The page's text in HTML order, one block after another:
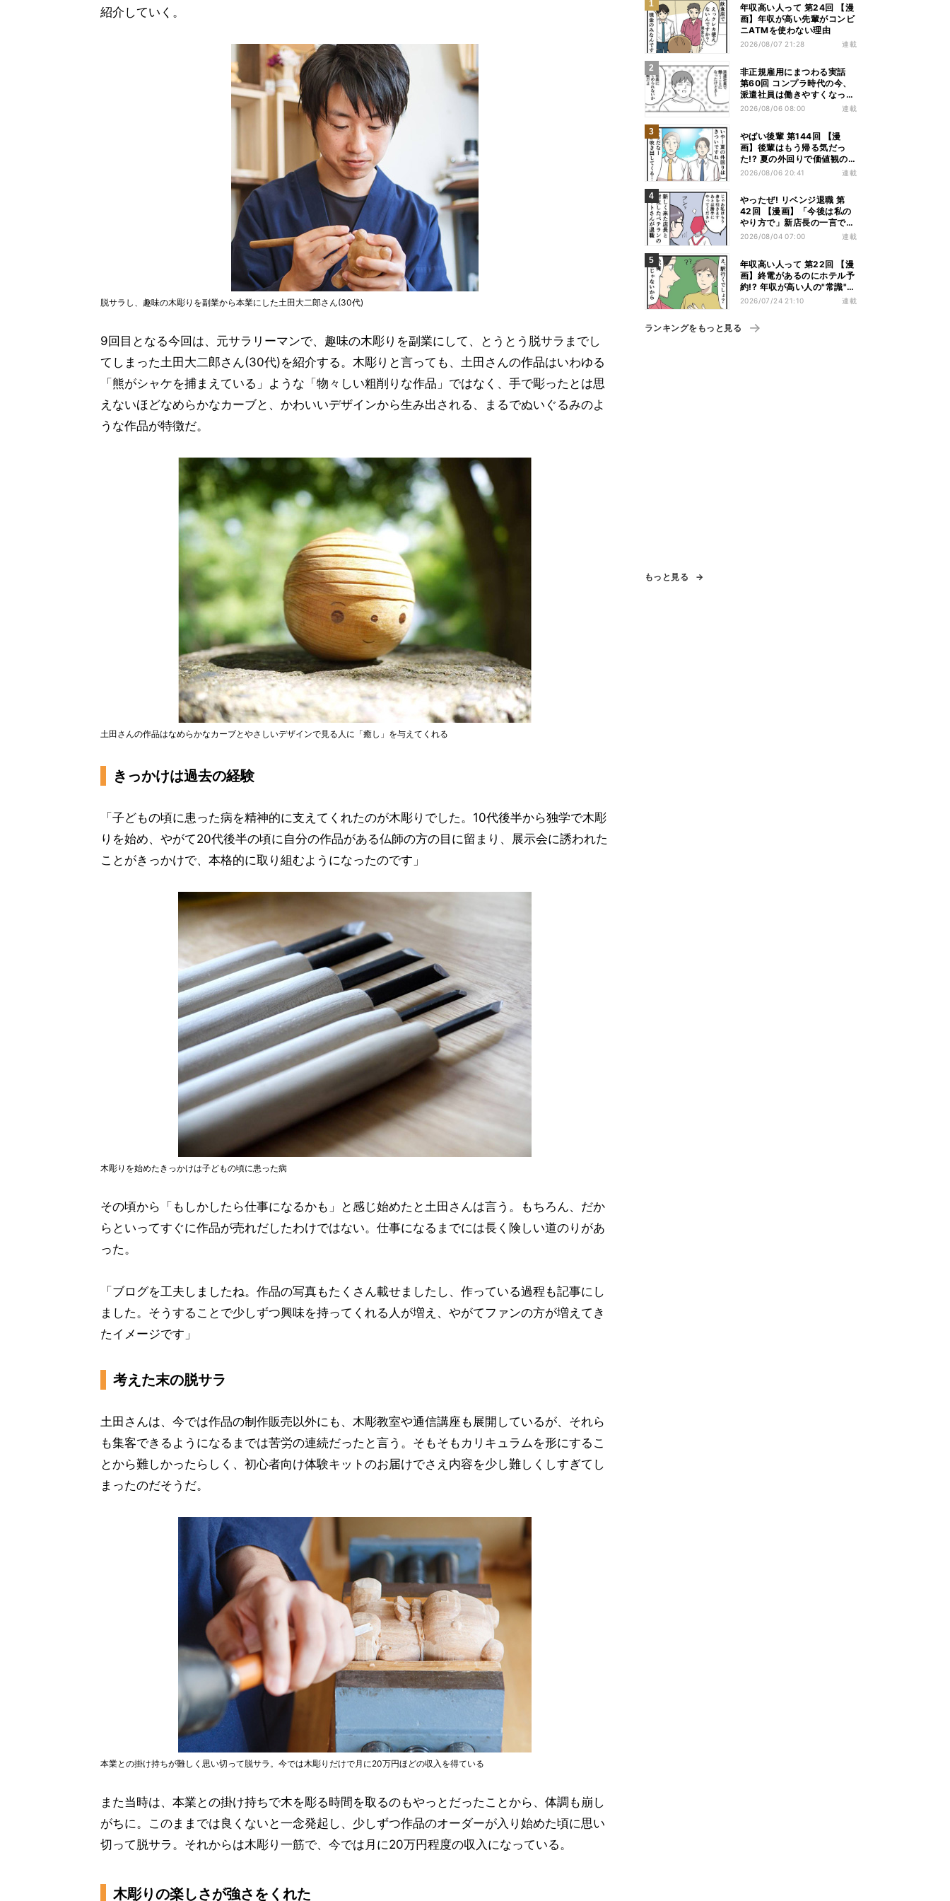
紹介していく。
脱サラし、趣味の木彫りを副業から本業にした土田大二郎さん(30代)
9回目となる今回は、元サラリーマンで、趣味の木彫りを副業にして、とうとう脱サラまでし
てしまった土田大二郎さん(30代)を紹介する。木彫りと言っても、土田さんの作品はいわゆる
「熊がシャケを捕まえている」ような「物々しい粗削りな作品」ではなく、手で彫ったとは思
えないほどなめらかなカーブと、かわいいデザインから生み出される、まるでぬいぐるみのよ
うな作品が特徴だ。
土田さんの作品はなめらかなカーブとやさしいデザインで見る人に「癒し」を与えてくれる
きっかけは過去の経験
「子どもの頃に患った病を精神的に支えてくれたのが木彫りでした。10代後半から独学で木彫
りを始め、やがて20代後半の頃に自分の作品がある仏師の方の目に留まり、展示会に誘われた
ことがきっかけで、本格的に取り組むようになったのです」
木彫りを始めたきっかけは子どもの頃に患った病
その頃から「もしかしたら仕事になるかも」と感じ始めたと土田さんは言う。もちろん、だか
らといってすぐに作品が売れだしたわけではない。仕事になるまでには長く険しい道のりがあ
った。
「ブログを工夫しましたね。作品の写真もたくさん載せましたし、作っている過程も記事にし
ました。そうすることで少しずつ興味を持ってくれる人が増え、やがてファンの方が増えてき
たイメージです」
考えた末の脱サラ
土田さんは、今では作品の制作販売以外にも、木彫教室や通信講座も展開しているが、それら
も集客できるようになるまでは苦労の連続だったと言う。そもそもカリキュラムを形にするこ
とから難しかったらしく、初心者向け体験キットのお届けでさえ内容を少し難しくしすぎてし
まったのだそうだ。
本業との掛け持ちが難しく思い切って脱サラ。今では木彫りだけで月に20万円ほどの収入を得ている
また当時は、本業との掛け持ちで木を彫る時間を取るのもやっとだったことから、体調も崩し
がちに。このままでは良くないと一念発起し、少しずつ作品のオーダーが入り始めた頃に思い
切って脱サラ。それからは木彫り一筋で、今では月に20万円程度の収入になっている。
木彫りの楽しさが強さをくれた
年収高い人って 第24回 【漫
画】年収が高い先輩がコンビ
ニATMを使わない理由
2026/08/07 21:28 連載
非正規雇用にまつわる実話
第60回 コンプラ時代の今、
派遣社員は働きやすくなっ
た?
2026/08/06 08:00 連載
やばい後輩 第144回 【漫
画】後輩はもう帰る気だっ
た!? 夏の外回りで価値観の
違いを実感
2026/08/06 20:41 連載
やったぜ! リベンジ退職 第
42回 【漫画】「今後は私の
やり方で」新店長の一言でベ
テラン退職→崩壊した現場
2026/08/04 07:00 連載
年収高い人って 第22回 【漫
画】終電があるのにホテル予
約!? 年収が高い人の"常識"に
驚かされた夜
2026/07/24 21:10 連載
ランキングをもっと見る
もっと見る